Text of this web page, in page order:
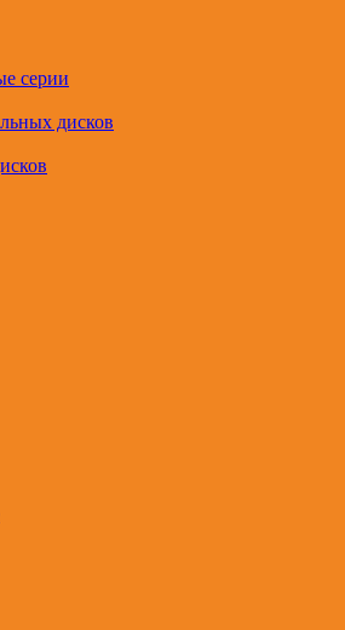
серии
дисков